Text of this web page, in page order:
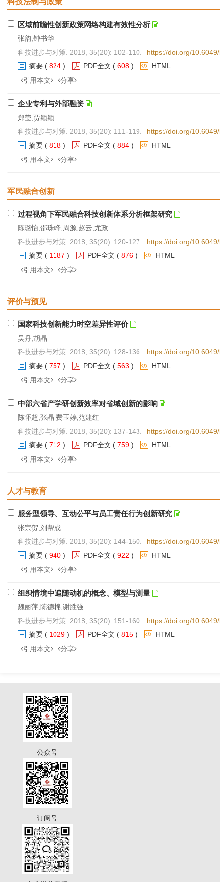
科技法制与政策
区域前瞻性创新政策网络构建有效性分析
张韵,钟书华
科技进步与对策. 2018, 35(20): 102-110.
https://doi.org/
摘要 ( 824 ) PDF全文 ( 608 )
HTML
引用本文
分享
企业专利与外部融资
郑莹,贾颖颖
科技进步与对策. 2018, 35(20): 111-119.
https://doi.org/
摘要 ( 818 ) PDF全文 ( 884 )
HTML
引用本文
分享
军民融合创新
过程视角下军民融合科技创新体系分析框架研究
陈璐怡,邵珠峰,周源,赵云,尤政
科技进步与对策. 2018, 35(20): 120-127.
https://doi.org/
摘要 ( 1187 ) PDF全文 ( 876 )
HTML
引用本文
分享
评价与预见
国家科技创新能力时空差异性评价
吴丹,胡晶
科技进步与对策. 2018, 35(20): 128-136.
https://doi.org/
摘要 ( 757 ) PDF全文 ( 563 )
HTML
引用本文
分享
中部六省产学研创新效率对省域创新的影响
陈怀超,张晶,费玉婷,范建红
科技进步与对策. 2018, 35(20): 137-143.
https://doi.org/
摘要 ( 712 ) PDF全文 ( 759 )
HTML
引用本文
分享
人才与教育
服务型领导、互动公平与员工责任行为创新研究
张宗贺,刘帮成
科技进步与对策. 2018, 35(20): 144-150.
https://doi.org/
摘要 ( 940 ) PDF全文 ( 922 )
HTML
引用本文
分享
组织情境中追随动机的概念、模型与测量
魏丽萍,陈德棉,谢胜强
科技进步与对策. 2018, 35(20): 151-160.
https://doi.org/
摘要 ( 1029 ) PDF全文 ( 815 )
HTML
引用本文
分享
公众号
订阅号